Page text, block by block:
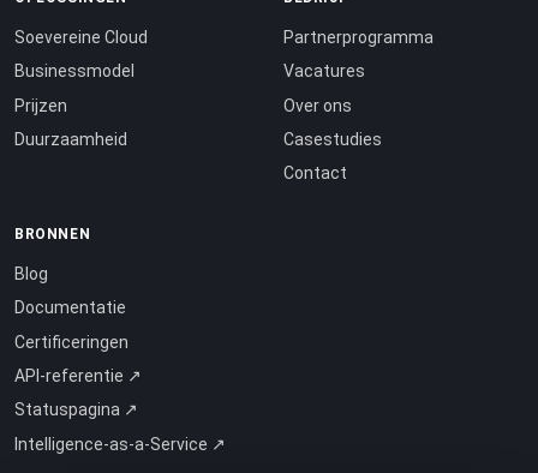
Soevereine Cloud
Businessmodel
Prijzen
Duurzaamheid
Partnerprogramma
Vacatures
Over ons
Casestudies
Contact
BRONNEN
Blog
Documentatie
Certificeringen
API-referentie ↗
Statuspagina ↗
Intelligence-as-a-Service ↗